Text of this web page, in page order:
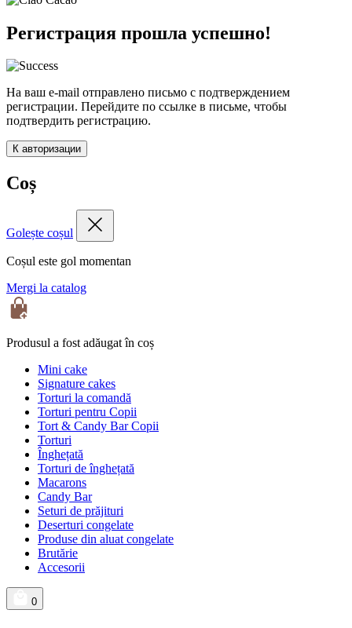
Регистрация прошла успешно!
На ваш e-mail отправлено письмо с подтверждением
регистрации. Перейдите по ссылке в письме, чтобы
подтвердить регистрацию.
К авторизации
Coș
Golește coșul
Coșul este gol momentan
Mergi la catalog
Produsul a fost adăugat în coș
Mini cake
Signature cakes
Torturi la comandă
Torturi pentru Copii
Tort & Candy Bar Copii
Torturi
Înghețată
Torturi de înghețată
Macarons
Candy Bar
Seturi de prăjituri
Deserturi congelate
Produse din aluat congelate
Brutărie
Accesorii
0